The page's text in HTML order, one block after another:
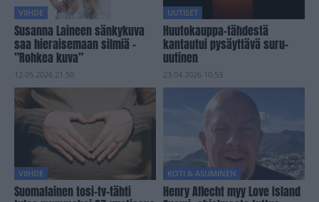
VIIHDE
Susanna Laineen sänkykuva
saa hieraisemaan silmiä –
”Rohkea kuva”
12.05.2026 21.50
UUTISET
Huutokauppa-tähdestä
kantautui pysäyttävä suru-
uutinen
23.04.2026 10.53
VIIHDE
Suomalainen tosi-tv-tähti
KOTI & ASUMINEN
Henry Aflecht myy Love Island